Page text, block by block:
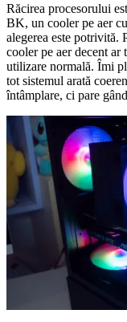
Răcirea procesorului
BK, un cooler pe aer
alegerea este potrivită.
cooler pe aer decent
utilizare normală. Îmi
tot sistemul arată
întâmplare, ci pare